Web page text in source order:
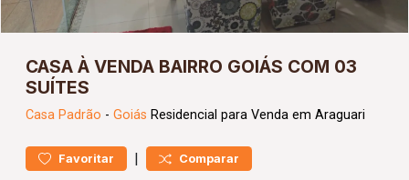
CASA À VENDA BAIRRO GOIÁS COM 03
SUÍTES
Casa Padrão - Goiás Residencial para Venda em Araguari
Favoritar | Comparar